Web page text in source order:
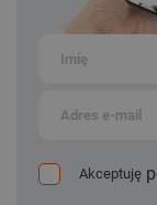
Akceptuję